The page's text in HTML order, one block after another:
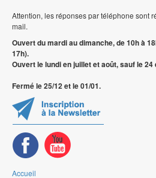
Attention, les réponses par téléphone sont
mail.
Ouvert du mardi au dimanche, de 10h à
17h).
Ouvert le lundi en juillet et août, sauf le 24
Fermé le 25/12 et le 01/01.
Accueil